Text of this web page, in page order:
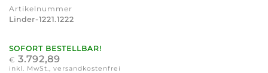
Artikelnummer
Linder-1221.1222
SOFORT BESTELLBAR!
€ 3.792,89
inkl. MwSt., versandkostenfrei